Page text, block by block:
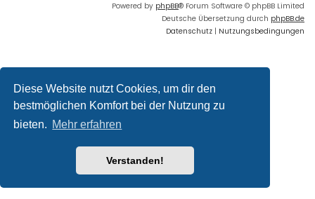
Diese Website nutzt Cookies, um dir den
bestmöglichen Komfort bei der Nutzung zu
bieten. Mehr erfahren
Verstanden!
Powered by phpBB® Forum Software © phpBB Limited
Deutsche Übersetzung durch phpBB.de
Datenschutz | Nutzungsbedingungen